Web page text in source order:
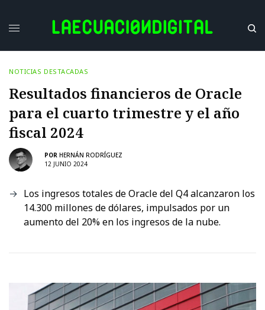
NOTICIAS DESTACADAS
Resultados financieros de Oracle
para el cuarto trimestre y el año
fiscal 2024
POR HERNÁN RODRÍGUEZ
12 JUNIO 2024
Los ingresos totales de Oracle del Q4 alcanzaron los
14.300 millones de dólares, impulsados por un
aumento del 20% en los ingresos de la nube.